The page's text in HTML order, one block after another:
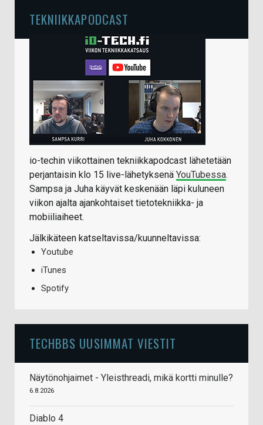
TEKNIIKKAPODCAST
io-techin viikottainen tekniikkapodcast lähetetään
perjantaisin klo 15 live-lähetyksenä YouTubessa.
Sampsa ja Juha käyvät keskenään läpi kuluneen
viikon ajalta ajankohtaiset tietotekniikka- ja
mobiiliaiheet.
Jälkikäteen katseltavissa/kuunneltavissa:
Youtube
iTunes
Spotify
TECHBBS UUSIMMAT VIESTIT
Näytönohjaimet - Yleisthreadi, mikä kortti minulle?
6.8.2026
Diablo 4